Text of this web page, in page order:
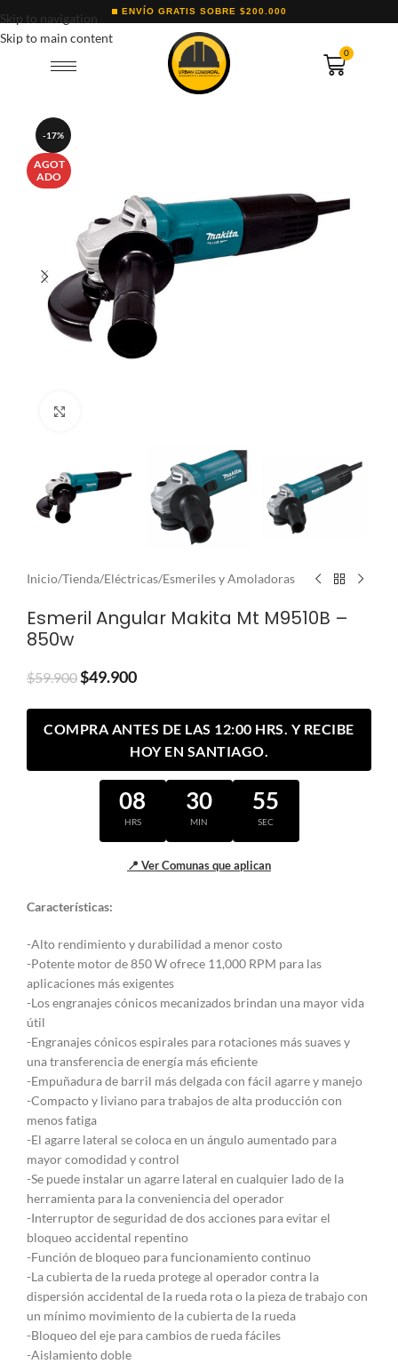
Skip to navigation
Skip to main content
ENVÍO GRATIS SOBRE $200.000
0
-17%
AGOT
ADO
Inicio/Tienda/Eléctricas/Esmeriles y Amoladoras
Esmeril Angular Makita Mt M9510B –
850w
$59.900$49.900
COMPRA ANTES DE LAS 12:00 HRS. Y RECIBE
HOY EN SANTIAGO.
08
HRS
30
MIN
55
SEC
📍 Ver Comunas que aplican
Características:
-Alto rendimiento y durabilidad a menor costo
-Potente motor de 850 W ofrece 11,000 RPM para las
aplicaciones más exigentes
-Los engranajes cónicos mecanizados brindan una mayor vida
útil
-Engranajes cónicos espirales para rotaciones más suaves y
una transferencia de energía más eficiente
-Empuñadura de barril más delgada con fácil agarre y manejo
-Compacto y liviano para trabajos de alta producción con
menos fatiga
-El agarre lateral se coloca en un ángulo aumentado para
mayor comodidad y control
-Se puede instalar un agarre lateral en cualquier lado de la
herramienta para la conveniencia del operador
-Interruptor de seguridad de dos acciones para evitar el
bloqueo accidental repentino
-Función de bloqueo para funcionamiento continuo
-La cubierta de la rueda protege al operador contra la
dispersión accidental de la rueda rota o la pieza de trabajo con
un mínimo movimiento de la cubierta de la rueda
-Bloqueo del eje para cambios de rueda fáciles
-Aislamiento doble